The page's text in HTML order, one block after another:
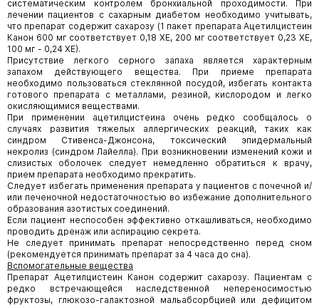
систематическим контролем бронхиальной проходимости. При
лечении пациентов с сахарным диабетом необходимо учитывать,
что препарат содержит сахарозу (1 пакет препарата Ацетилцистеин
Канон 600 мг соответствует 0,18 ХЕ, 200 мг соответствует 0,23 ХЕ,
100 мг - 0,24 ХЕ).
Присутствие легкого серного запаха является характерным
запахом действующего вещества. При приеме препарата
необходимо пользоваться стеклянной посудой, избегать контакта
готового препарата с металлами, резиной, кислородом и легко
окисляющимися веществами.
При применении ацетилцистеина очень редко сообщалось о
случаях развития тяжелых аллергических реакций, таких как
синдром Стивенса-Джонсона, токсический эпидермальный
некролиз (синдром Лайелла). При возникновении изменений кожи и
слизистых оболочек следует немедленно обратиться к врачу,
прием препарата необходимо прекратить.
Следует избегать применения препарата у пациентов с почечной и/
или печеночной недостаточностью во избежание дополнительного
образования азотистых соединений.
Если пациент неспособен эффективно откашливаться, необходимо
проводить дренаж или аспирацию секрета.
Не следует принимать препарат непосредственно перед сном
(рекомендуется принимать препарат за 4 часа до сна).
Вспомогательные вещества
Препарат Ацетилцистеин Канон содержит сахарозу. Пациентам с
редко встречающейся наследственной непереносимостью
фруктозы, глюкозо-галактозной мальабсорбцией или дефицитом